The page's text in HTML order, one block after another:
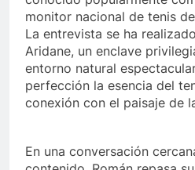
monitor nacional de tenis
La entrevista se ha
Aridane, un enclave
entorno natural
perfección la esencia del
conexión con el paisaje de
En una conversación